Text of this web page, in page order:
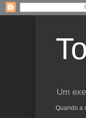
Um
Quando a